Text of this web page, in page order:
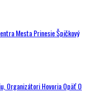
Mesta Prinesie Špičkový
Organizátori Hovoria Opäť O